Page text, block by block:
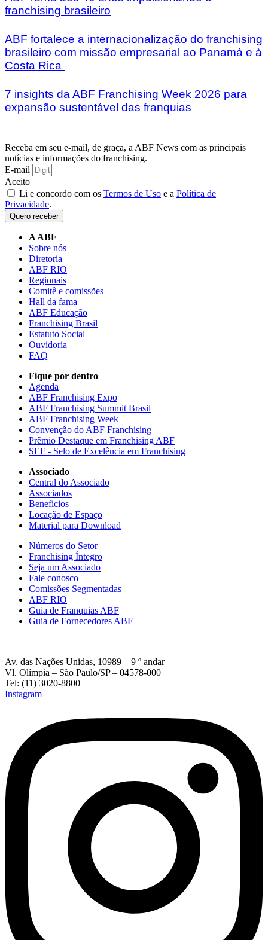
franchising brasileiro
ABF fortalece a internacionalização do franchising
brasileiro com missão empresarial ao Panamá e à
Costa Rica
7 insights da ABF Franchising Week 2026 para
expansão sustentável das franquias
Receba em seu e-mail, de graça, a ABF News com as principais
notícias e informações do franchising.
E-mail
Aceito
Li e concordo com os Termos de Uso e a Política de
Privacidade.
Quero receber
A ABF
Sobre nós
Diretoria
ABF RIO
Regionais
Comitê e comissões
Hall da fama
ABF Educação
Franchising Brasil
Estatuto Social
Ouvidoria
FAQ
Fique por dentro
Agenda
ABF Franchising Expo
ABF Franchising Summit Brasil
ABF Franchising Week
Convenção do ABF Franchising
Prêmio Destaque em Franchising ABF
SEF - Selo de Excelência em Franchising
Associado
Central do Associado
Associados
Beneficios
Locação de Espaço
Material para Download
Números do Setor
Franchising Íntegro
Seja um Associado
Fale conosco
Comissões Segmentadas
ABF RIO
Guia de Franquias ABF
Guia de Fornecedores ABF
Av. das Nações Unidas, 10989 – 9 º andar
Vl. Olímpia – São Paulo/SP – 04578-000
Tel: (11) 3020-8800
Instagram